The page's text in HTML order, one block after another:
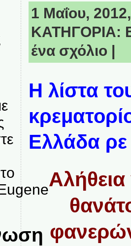
1 Μαΐου,
ΚΑΤΗΓΟΡΙΑ:
ένα σχόλιο
Η λίστα
Ελλάδα
Αλήθεια